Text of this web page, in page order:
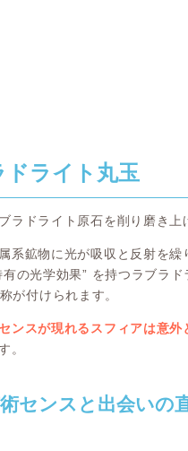
ライト丸玉
ラドライト原石を削り磨き上
系鉱物に光が吸収と反射を
の光学効果” を持つラブラ
が付けられます。
ンスが現れるスフィアは意
。
センスと出会いの